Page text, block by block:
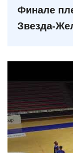
Финале
Звезда-